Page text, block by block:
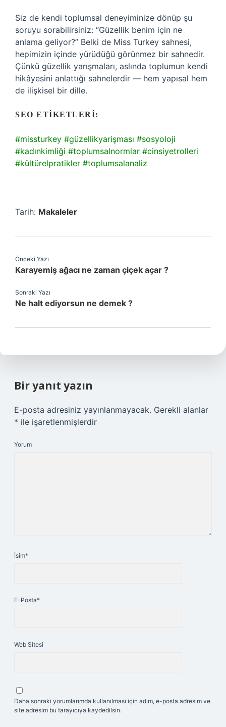
Siz de kendi toplumsal deneyiminize dönüp şu
soruyu sorabilirsiniz: “Güzellik benim için ne
anlama geliyor?” Belki de Miss Turkey sahnesi,
hepimizin içinde yürüdüğü görünmez bir sahnedir.
Çünkü güzellik yarışmaları, aslında toplumun kendi
hikâyesini anlattığı sahnelerdir — hem yapısal hem
de ilişkisel bir dille.
SEO ETIKETLERI:
#missturkey #güzellikyarişması #sosyoloji
#kadınkimliği #toplumsalnormlar #cinsiyetrolleri
#kültürelpratikler #toplumsalanaliz
Tarih: Makaleler
Önceki Yazı
Karayemiş ağacı ne zaman çiçek açar ?
Sonraki Yazı
Ne halt ediyorsun ne demek ?
Bir yanıt yazın
E-posta adresiniz yayınlanmayacak. Gerekli alanlar
* ile işaretlenmişlerdir
Yorum
İsim*
E-Posta*
Web Sitesi
Daha sonraki yorumlarımda kullanılması için adım, e-posta adresim ve
site adresim bu tarayıcıya kaydedilsin.